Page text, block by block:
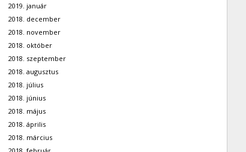
2019. január
2018. december
2018. november
2018. október
2018. szeptember
2018. augusztus
2018. július
2018. június
2018. május
2018. április
2018. március